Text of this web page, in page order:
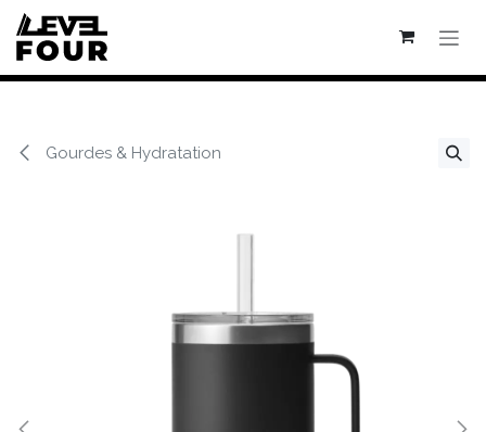
Se rendre au contenu
Gourdes & Hydratation